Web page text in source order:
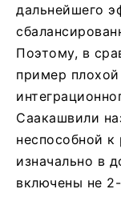
дальнейшего
Поэтому, в
пример
Саакашвили
неспособной
изначально в
включены не